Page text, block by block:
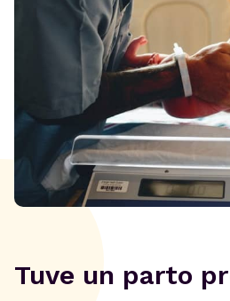
‍Tuve un parto